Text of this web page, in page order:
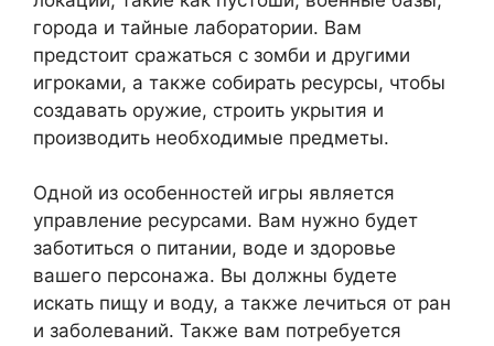
города и тайные лаборатории. Вам
предстоит сражаться с зомби и другими
игроками, а также собирать ресурсы, чтобы
создавать оружие, строить укрытия и
производить необходимые предметы.
Одной из особенностей игры является
управление ресурсами. Вам нужно будет
заботиться о питании, воде и здоровье
вашего персонажа. Вы должны будете
искать пищу и воду, а также лечиться от ран
и заболеваний. Также вам потребуется